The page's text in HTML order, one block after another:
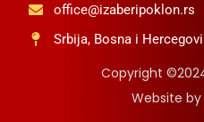
office@izaberipoklon.rs
Srbija, Bosna i
Copyright
Website by